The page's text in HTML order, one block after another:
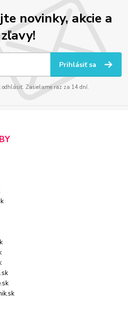
novinky, akcie a
zľavy!
Prihlásiť sa
odhlásiť. Zasielame raz za 14 dní.